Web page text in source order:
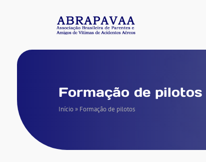
Formação de pilotos
Início» Formação de pilotos